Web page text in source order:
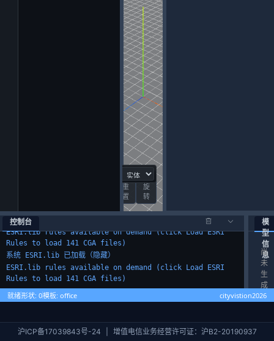
重
置
旋
转
控制台
工作区已加载。使用 文件 > 新建项目 来创建项目。
ESRI.lib rules available on demand (click Load ESRI
Rules to load 141 CGA files)
系统 ESRI.lib 已加载（隐藏）
ESRI.lib rules available on demand (click Load ESRI
Rules to load 141 CGA files)
系统 ESRI.lib 已加载（隐藏）
ESRI.lib rules available on demand (click Load ESRI
Rules to load 141 CGA files)
模
型
信
息
尚
未
生
成
形
就绪形状: 0模板: office cityvistion2026
沪ICP备17039843号-24 增值电信业务经营许可证：沪B2-20190937